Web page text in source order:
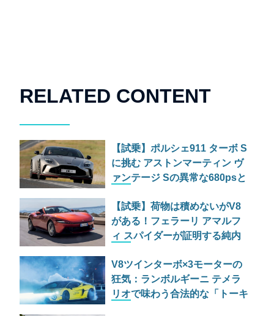
RELATED CONTENT
【試乗】ポルシェ911 ターボ S
に挑む アストンマーティン ヴ
ァンテージ Sの異常な680psと
【試乗】荷物は積めないがV8
がある！フェラーリ アマルフ
ィ スパイダーが証明する純内
V8ツインターボ×3モーターの
狂気：ランボルギーニ テメラ
リオで味わう合法的な「トーキ